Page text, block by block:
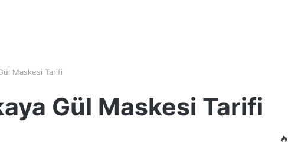
Maskesi Tarifi
Gül Maskesi Tarifi